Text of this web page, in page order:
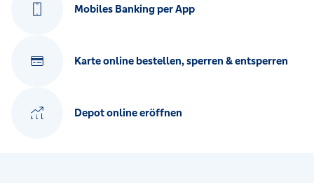
Mobiles Banking per App
Karte online bestellen, sperren & entsperren
Depot online eröffnen